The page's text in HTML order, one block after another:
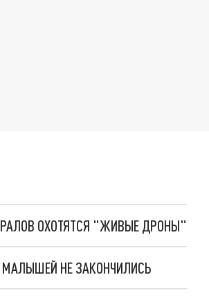
ОХОТЯТСЯ "ЖИВЫЕ ДРОНЫ"
НЕ ЗАКОНЧИЛИСЬ